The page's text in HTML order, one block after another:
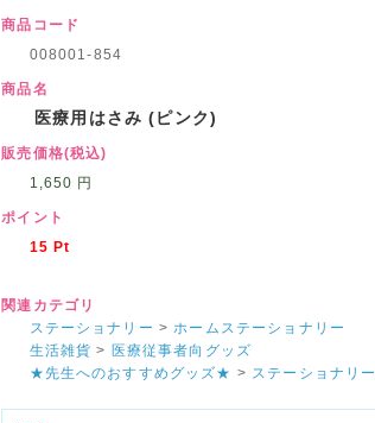
商品コード
008001-854
商品名
医療用はさみ (ピンク)
販売価格(税込)
1,650 円
ポイント
15 Pt
関連カテゴリ
ステーショナリー > ホームステーショナリー
生活雑貨 > 医療従事者向グッズ
★先生へのおすすめグッズ★ > ステーショナリー